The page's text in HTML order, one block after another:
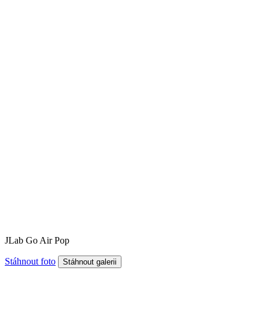
JLab Go Air Pop
Stáhnout foto